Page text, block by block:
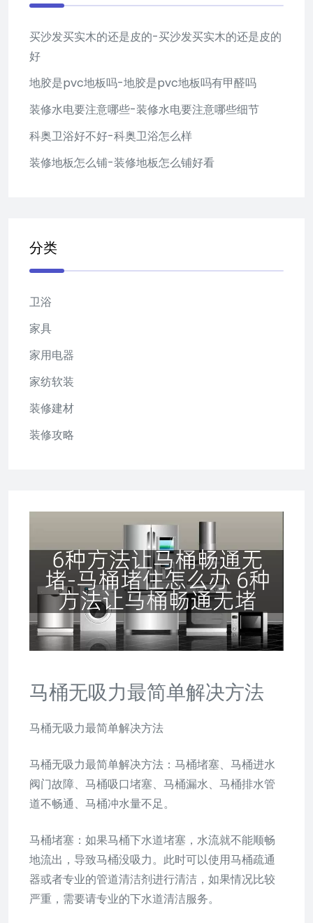
马桶无吸力最简单解决方法
马桶无吸力最简单解决方法
马桶无吸力最简单解决方法：马桶堵塞、马桶进水
阀门故障、马桶吸口堵塞、马桶漏水、马桶排水管
道不畅通、马桶冲水量不足。
马桶堵塞：如果马桶下水道堵塞，水流就不能顺畅
地流出，导致马桶没吸力。此时可以使用马桶疏通
器或者专业的管道清洁剂进行清洁，如果情况比较
严重，需要请专业的下水道清洁服务。
买沙发买实木的还是皮的-买沙发买实木的还是皮的
好
地胶是pvc地板吗-地胶是pvc地板吗有甲醛吗
装修水电要注意哪些-装修水电要注意哪些细节
科奥卫浴好不好-科奥卫浴怎么样
装修地板怎么铺-装修地板怎么铺好看
分类
卫浴
家具
家用电器
家纺软装
装修建材
装修攻略